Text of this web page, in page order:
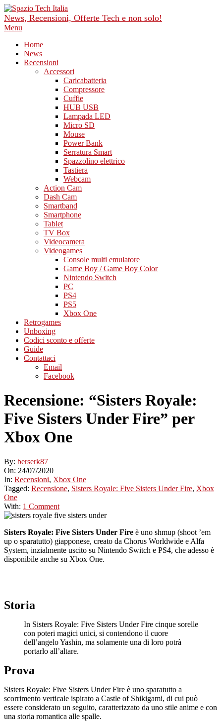
Skip
to
content
News, Recensioni, Offerte Tech e non solo!
Primary
Menu
Menu
Home
News
Recensioni
Accessori
Caricabatteria
Compressore
Cuffie
HUB USB
Lampada LED
Micro SD
Mouse
Power Bank
Serratura Smart
Spazzolino elettrico
Tastiera
Webcam
Action Cam
Dash Cam
Smartband
Smartphone
Tablet
TV Box
Videocamera
Videogames
Console multi emulatore
Game Boy / Game Boy Color
Nintendo Switch
PC
PS4
PS5
Xbox One
Retrogames
Unboxing
Codici sconto e offerte
Guide
Contattaci
Email
Facebook
Recensione: “Sisters Royale:
Five Sisters Under Fire” per
Xbox One
By: berserk87
On: 24/07/2020
In: Recensioni, Xbox One
Tagged: Recensione, Sisters Royale: Five Sisters Under Fire, Xbox
One
With: 1 Comment
Sisters Royale: Five Sisters Under Fire è uno shmup (shoot ’em
up o sparatutto) giapponese, creato da Chorus Worldwide e Alfa
System, inzialmente uscito su Nintendo Switch e PS4, che adesso è
disponibile anche su Xbox One.
Storia
In Sisters Royale: Five Sisters Under Fire cinque sorelle
con poteri magici unici, si contendono il cuore
dell’angelo Yashin, ma solamente una di loro potrà
portarlo all’altare.
Prova
Sisters Royale: Five Sisters Under Fire è uno sparatutto a
scorrimento verticale ispirato a Castle of Shikigami, di cui può
essere considerato un seguito, caratterizzato da uno stile anime e con
una storia romantica alle spalle.